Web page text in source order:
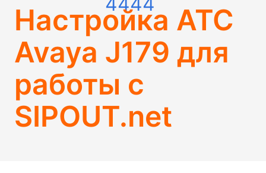
Настройка АТС
Avaya J179 для
работы с
SIPOUT.net